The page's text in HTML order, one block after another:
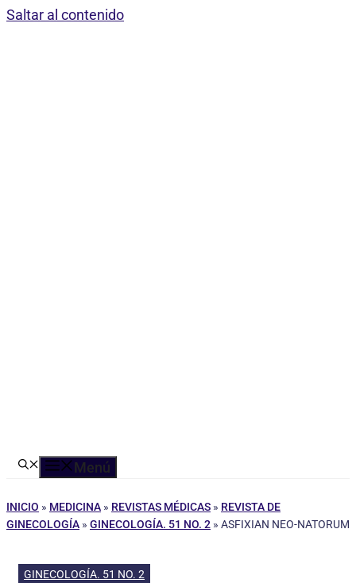
Saltar al contenido
Menú
INICIO » MEDICINA » REVISTAS MÉDICAS » REVISTA DE
GINECOLOGÍA » GINECOLOGÍA. 51 NO. 2 » ASFIXIAN NEO-NATORUM
GINECOLOGÍA. 51 NO. 2